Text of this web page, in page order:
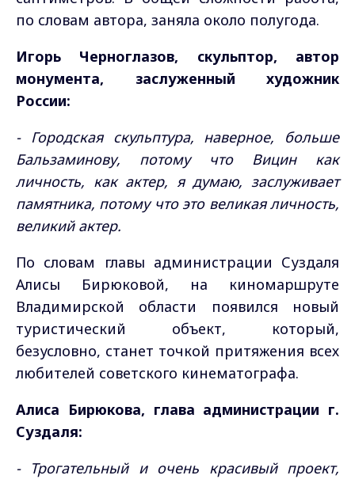
по словам автора, заняла около полугода.
Игорь Черноглазов, скульптор, автор
монумента, заслуженный художник
России:
- Городская скульптура, наверное, больше
Бальзаминову, потому что Вицин как
личность, как актер, я думаю, заслуживает
памятника, потому что это великая личность,
великий актер.
По словам главы администрации Суздаля
Алисы Бирюковой, на киномаршруте
Владимирской области появился новый
туристический объект, который,
безусловно, станет точкой притяжения всех
любителей советского кинематографа.
Алиса Бирюкова, глава администрации г.
Суздаля:
- Трогательный и очень красивый проект,